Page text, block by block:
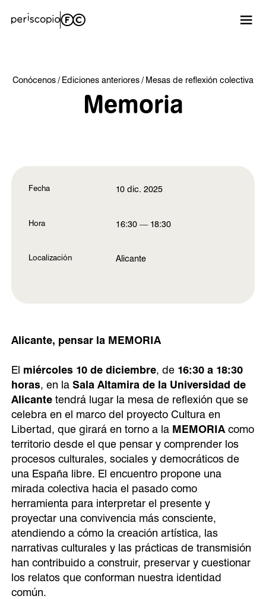
Conócenos Ediciones anteriores Mesas de reflexión colectiva
Memoria
Fecha 10 dic. 2025
Hora 16:30 — 18:30
Localización Alicante
Alicante, pensar la MEMORIA
El miércoles 10 de diciembre, de 16:30 a 18:30
horas, en laSala Altamira de la Universidad de
Alicante tendrá lugar la mesa de reflexión que se
celebra en el marco del proyecto Cultura en
Libertad, que girará en torno a la MEMORIAcomo
territorio desde el que pensar y comprender los
procesos culturales, sociales y democráticos de
una España libre. El encuentro propone una
mirada colectiva hacia el pasado como
herramienta para interpretar el presente y
proyectar una convivencia más consciente,
atendiendo a cómo la creación artística, las
narrativas culturales y las prácticas de transmisión
han contribuido a construir, preservar y cuestionar
los relatos que conforman nuestra identidad
común.